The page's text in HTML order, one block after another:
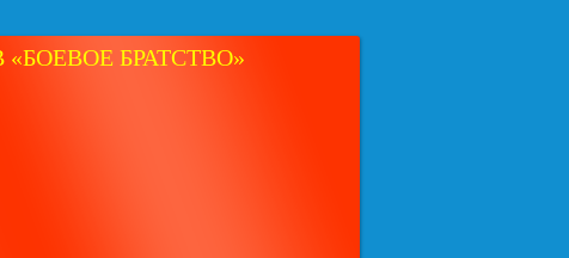
БРАТСТВО»